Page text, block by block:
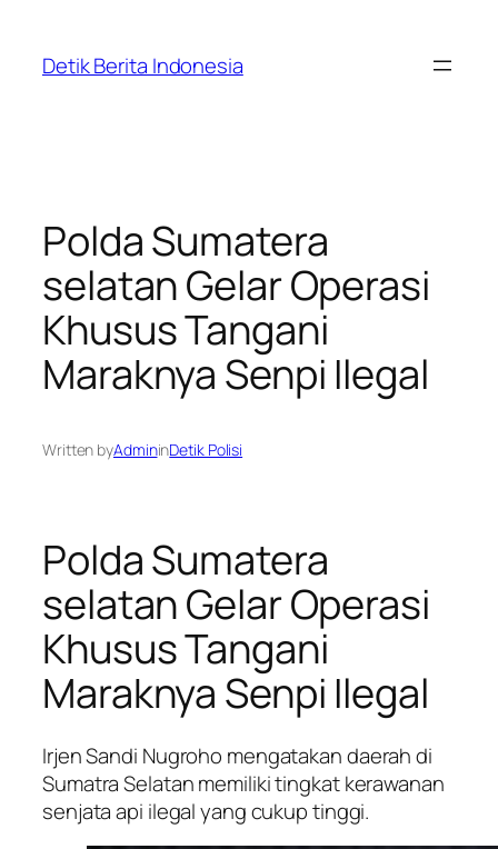
content
Detik Berita Indonesia
Polda Sumatera
selatan Gelar Operasi
Khusus Tangani
Maraknya Senpi Ilegal
Written byAdmininDetik Polisi
Polda Sumatera
selatan Gelar Operasi
Khusus Tangani
Maraknya Senpi Ilegal
Irjen Sandi Nugroho mengatakan daerah di
Sumatra Selatan memiliki tingkat kerawanan
senjata api ilegal yang cukup tinggi.